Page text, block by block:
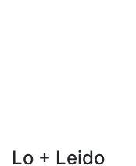
Lo + Leido